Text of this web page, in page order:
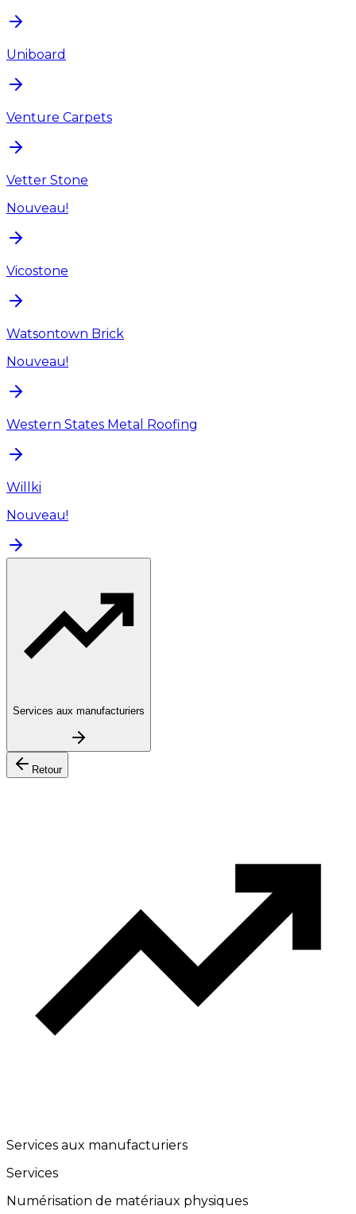
Uniboard
Venture Carpets
Vetter Stone
Nouveau!
Vicostone
Watsontown Brick
Nouveau!
Western States Metal Roofing
Willki
Nouveau!
Services aux manufacturiers
Retour
Services aux manufacturiers
Services
Numérisation de matériaux physiques